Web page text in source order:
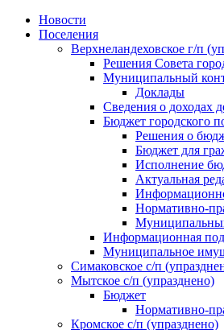
Skip
Новости
Поселения
Верхнеландеховское г/п
Решения Совета
Муниципальный
Доклады
Сведения о доходах
Бюджет городского
Решения о
Бюджет для
Исполнение
Актуальная
Нормативно-
Информационная
Муниципальное
Симаковское с/п
Мытское с/п (упразднено)
Бюджет
Нормативно-
Кромское с/п (упразднено)